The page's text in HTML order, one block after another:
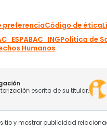
y mostrar publicidad